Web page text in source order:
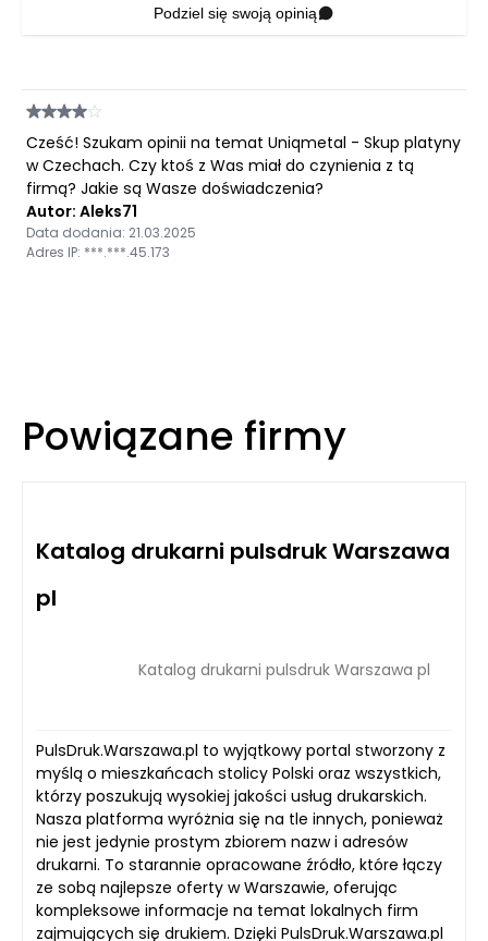
Podziel się swoją opinią
Cześć! Szukam opinii na temat Uniqmetal - Skup platyny
w Czechach. Czy ktoś z Was miał do czynienia z tą
firmą? Jakie są Wasze doświadczenia?
Autor: Aleks71
Data dodania: 21.03.2025
Adres IP: ***.***.45.173
Powiązane firmy
Katalog drukarni pulsdruk Warszawa
pl
Katalog drukarni pulsdruk Warszawa pl
PulsDruk.Warszawa.pl to wyjątkowy portal stworzony z
myślą o mieszkańcach stolicy Polski oraz wszystkich,
którzy poszukują wysokiej jakości usług drukarskich.
Nasza platforma wyróżnia się na tle innych, ponieważ
nie jest jedynie prostym zbiorem nazw i adresów
drukarni. To starannie opracowane źródło, które łączy
ze sobą najlepsze oferty w Warszawie, oferując
kompleksowe informacje na temat lokalnych firm
zajmujących się drukiem. Dzięki PulsDruk.Warszawa.pl